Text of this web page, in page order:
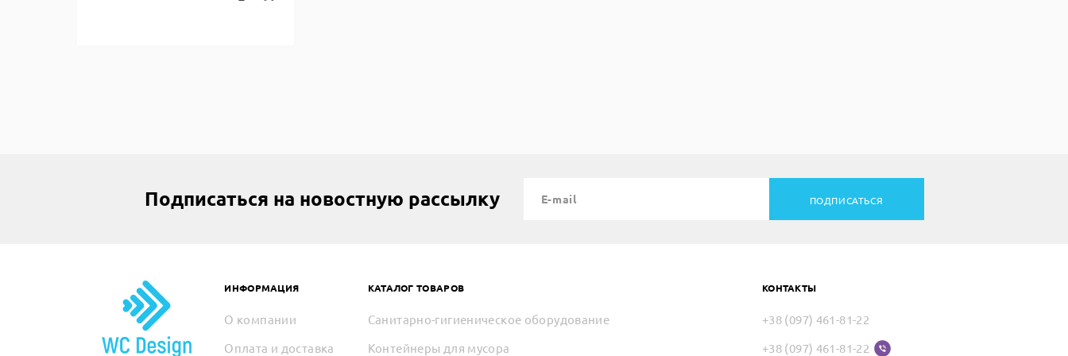
Подписаться на новостную рассылку ПОДПИСАТЬСЯ
ИНФОРМАЦИЯ
О компании
Оплата и доставка
КАТАЛОГ ТОВАРОВ
Санитарно-гигиеническое оборудование
Контейнеры для мусора
КОНТАКТЫ
+38 (097) 461-81-22
+38 (097) 461-81-22